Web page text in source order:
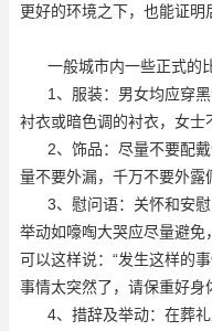
更好的环境之下，也能证明
一般城市内一些正式的
1、服装：男女均应穿
衬衣或暗色调的衬衣，女士
2、饰品：尽量不要配
量不要外漏，千万不要外露
3、慰问语：关怀和安
举动如嚎啕大哭应尽量避
可以这样说：“发生这样的
事情太突然了，请保重好身
4、措辞及举动：在葬